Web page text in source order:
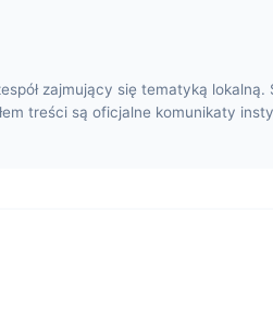
zajmujący się tematyką
treści są oficjalne komunikaty